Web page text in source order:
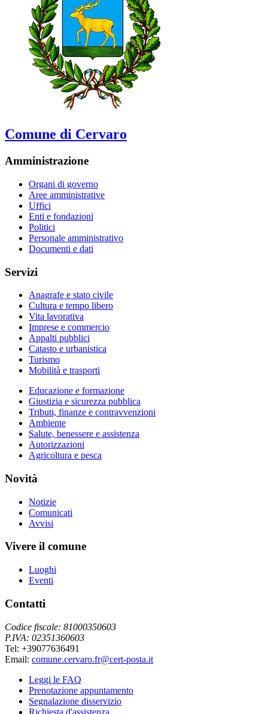
Comune di Cervaro
Amministrazione
Organi di governo
Aree amministrative
Uffici
Enti e fondazioni
Politici
Personale amministrativo
Documenti e dati
Servizi
Anagrafe e stato civile
Cultura e tempo libero
Vita lavorativa
Imprese e commercio
Appalti pubblici
Catasto e urbanistica
Turismo
Mobilità e trasporti
Educazione e formazione
Giustizia e sicurezza pubblica
Tributi, finanze e contravvenzioni
Ambiente
Salute, benessere e assistenza
Autorizzazioni
Agricoltura e pesca
Novità
Notizie
Comunicati
Avvisi
Vivere il comune
Luoghi
Eventi
Contatti
Codice fiscale: 81000350603
P.IVA: 02351360603
Tel: +39077636491
Email: comune.cervaro.fr@cert-posta.it
Leggi le FAQ
Prenotazione appuntamento
Segnalazione disservizio
Richiesta d'assistenza